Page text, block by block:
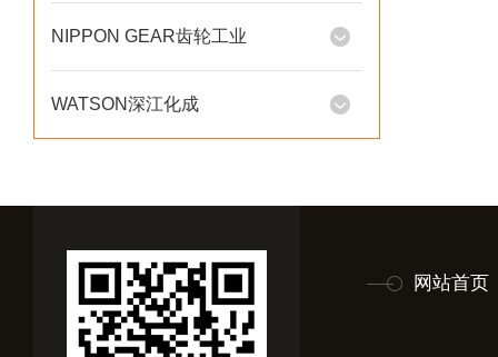
NIPPON GEAR齿轮工业
WATSON深江化成
网站首页